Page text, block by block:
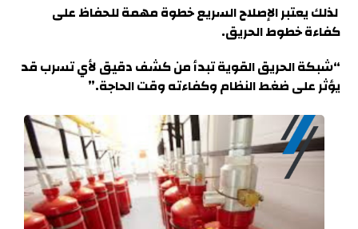
لذلك يعتبر الإصلاح السريع خطوة مهمة للحفاظ على
كفاءة خطوط الحريق.
“شبكة الحريق القوية تبدأ من كشف دقيق لأي تسرب قد
يؤثر على ضغط النظام وكفاءته وقت الحاجة.”